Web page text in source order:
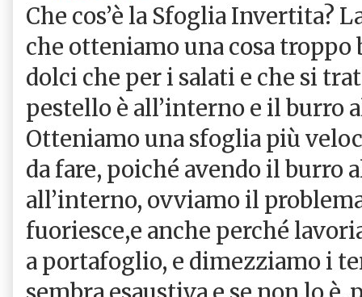
Che cos’è la Sfoglia Invertita?
che otteniamo una cosa troppo
dolci che per i salati e che si
pestello è all’interno e il burro
Otteniamo una sfoglia più
da fare, poiché avendo il burro
all’interno, ovviamo il
fuoriesce,e anche perché
a portafoglio, e dimezziamo i